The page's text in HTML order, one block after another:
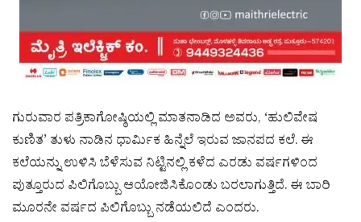
ಗುರುವಾರ ಪತ್ರಿಕಾಗೋಷ್ಠಿಯಲ್ಲಿ ಮಾತನಾಡಿದ ಅವರು, ‘ಹುಲಿವೇಷ
ಕುಣಿತ’ ತುಳು ನಾಡಿನ ಧಾರ್ಮಿಕ ಹಿನ್ನೆಲೆ ಇರುವ ಜಾನಪದ ಕಲೆ. ಈ
ಕಲೆಯನ್ನು ಉಳಿಸಿ ಬೆಳೆಸುವ ನಿಟ್ಟಿನಲ್ಲಿ ಕಳೆದ ಎರಡು ವರ್ಷಗಳಿಂದ
ಪುತ್ತೂರುದ ಪಿಲಿಗೊಬ್ಬು ಆಯೋಜಿಸಿಕೊಂಡು ಬರಲಾಗುತ್ತಿದೆ. ಈ ಬಾರಿ
ಮೂರನೇ ವರ್ಷದ ಪಿಲಿಗೊಬ್ಬು ನಡೆಯಲಿದೆ ಎಂದರು.